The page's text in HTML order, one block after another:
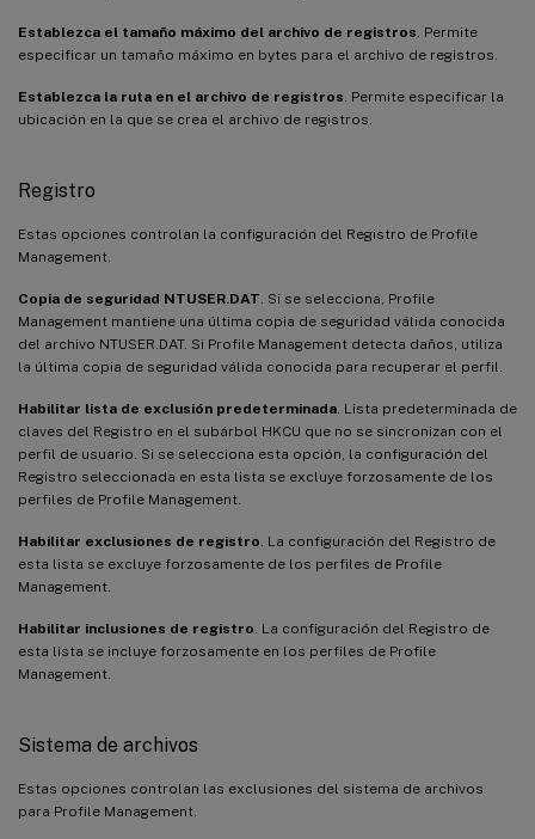
Establezca el tamaño máximo del archivo de registros . Permite
especificar un tamaño máximo en bytes para el archivo de registros.
Establezca la ruta en el archivo de registros . Permite especificar la
ubicación en la que se crea el archivo de registros.
Registro
Estas opciones controlan la configuración del Registro de Profile
Management.
Copia de seguridad NTUSER.DAT . Si se selecciona, Profile
Management mantiene una última copia de seguridad válida conocida
del archivo NTUSER.DAT. Si Profile Management detecta daños, utiliza
la última copia de seguridad válida conocida para recuperar el perfil.
Habilitar lista de exclusión predeterminada . Lista predeterminada de
claves del Registro en el subárbol HKCU que no se sincronizan con el
perfil de usuario. Si se selecciona esta opción, la configuración del
Registro seleccionada en esta lista se excluye forzosamente de los
perfiles de Profile Management.
Habilitar exclusiones de registro . La configuración del Registro de
esta lista se excluye forzosamente de los perfiles de Profile
Management.
Habilitar inclusiones de registro . La configuración del Registro de
esta lista se incluye forzosamente en los perfiles de Profile
Management.
Sistema de archivos
Estas opciones controlan las exclusiones del sistema de archivos
para Profile Management.